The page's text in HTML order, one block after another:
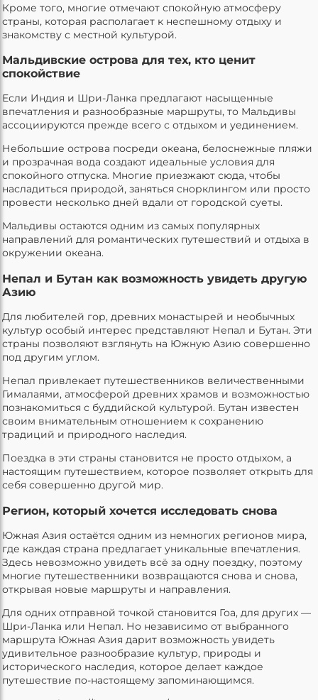
Кроме того, многие отмечают спокойную атмосферу
страны, которая располагает к неспешному отдыху и
знакомству с местной культурой.
Мальдивские острова для тех, кто ценит
спокойствие
Если Индия и Шри-Ланка предлагают насыщенные
впечатления и разнообразные маршруты, то Мальдивы
ассоциируются прежде всего с отдыхом и уединением.
Небольшие острова посреди океана, белоснежные пляжи
и прозрачная вода создают идеальные условия для
спокойного отпуска. Многие приезжают сюда, чтобы
насладиться природой, заняться снорклингом или просто
провести несколько дней вдали от городской суеты.
Мальдивы остаются одним из самых популярных
направлений для романтических путешествий и отдыха в
окружении океана.
Непал и Бутан как возможность увидеть другую
Азию
Для любителей гор, древних монастырей и необычных
культур особый интерес представляют Непал и Бутан. Эти
страны позволяют взглянуть на Южную Азию совершенно
под другим углом.
Непал привлекает путешественников величественными
Гималаями, атмосферой древних храмов и возможностью
познакомиться с буддийской культурой. Бутан известен
своим внимательным отношением к сохранению
традиций и природного наследия.
Поездка в эти страны становится не просто отдыхом, а
настоящим путешествием, которое позволяет открыть для
себя совершенно другой мир.
Регион, который хочется исследовать снова
Южная Азия остаётся одним из немногих регионов мира,
где каждая страна предлагает уникальные впечатления.
Здесь невозможно увидеть всё за одну поездку, поэтому
многие путешественники возвращаются снова и снова,
открывая новые маршруты и направления.
Для одних отправной точкой становится Гоа, для других —
Шри-Ланка или Непал. Но независимо от выбранного
маршрута Южная Азия дарит возможность увидеть
удивительное разнообразие культур, природы и
исторического наследия, которое делает каждое
путешествие по-настоящему запоминающимся.